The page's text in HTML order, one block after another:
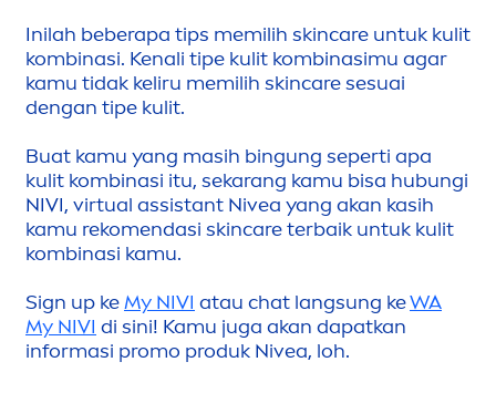
Inilah beberapa tips memilih skincare untuk kulit
kombinasi. Kenali tipe kulit kombinasimu agar
kamu tidak keliru memilih skincaresesuai
dengan tipe kulit.
Buat kamu yang masih bingung seperti apa
kulit kombinasi itu, sekarang kamu bisa hubungi
NIVI, virtual assistant Nivea yang akan kasih
kamu rekomendasi skincareterbaik untuk kulit
kombinasi kamu.
Sign up keMy NIVI atau chat langsung keWA
My NIVI di sini! Kamu juga akan dapatkan
informasi promo produk Nivea, loh.